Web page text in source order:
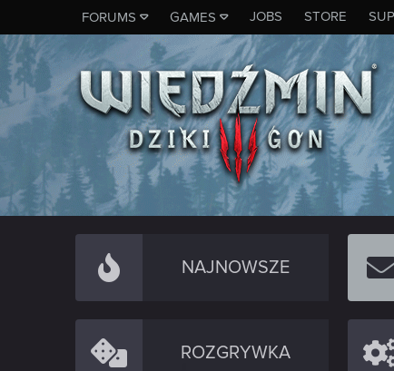
FORUMS GAMES JOBS STORE
NAJNOWSZE
ROZGRYWKA